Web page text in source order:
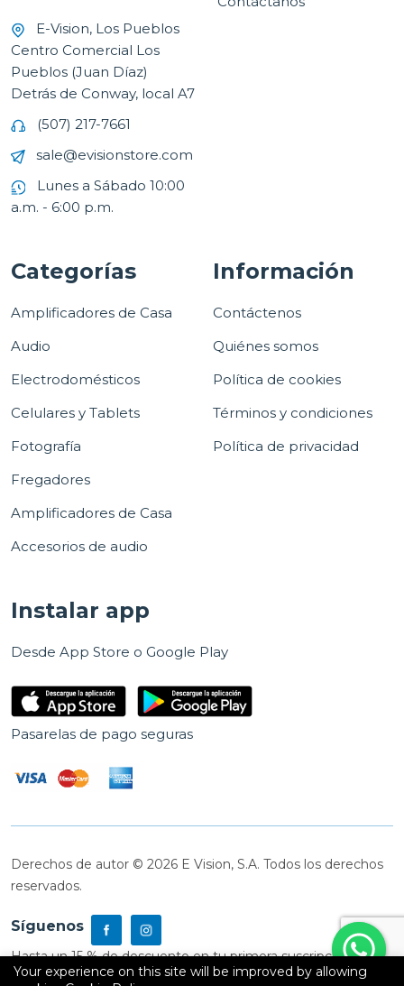
E-Vision, Los Pueblos
Centro Comercial Los
Pueblos (Juan Díaz)
Detrás de Conway, local A7
(507) 217-7661
sale@evisionstore.com
Lunes a Sábado 10:00
a.m. - 6:00 p.m.
Categorías
Amplificadores de Casa
Audio
Electrodomésticos
Celulares y Tablets
Fotografía
Fregadores
Amplificadores de Casa
Accesorios de audio
Información
Contáctenos
Quiénes somos
Política de cookies
Términos y condiciones
Política de privacidad
Instalar app
Desde App Store o Google Play
Pasarelas de pago seguras
Derechos de autor © 2026 E Vision, S.A. Todos los derechos
reservados.
Síguenos
Hasta un 15 % de descuento en tu primera suscripción
Your experience on this site will be improved by allowing